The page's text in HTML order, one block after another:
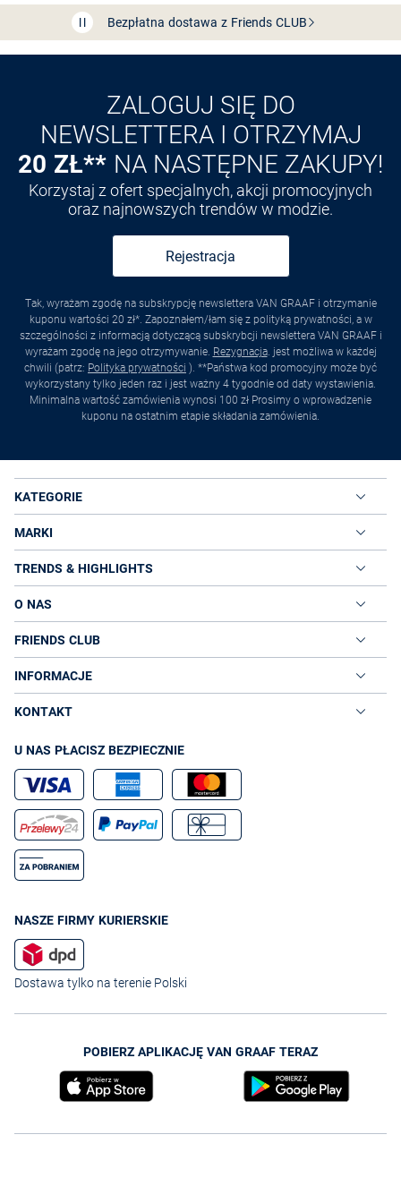
Przedłużenie czasu zwrotu towaru: 60 dni
Odkryj aplikację VANGRAAF
ZALOGUJ SIĘ DO
NEWSLETTERA I OTRZYMAJ
20 ZŁ** NA NASTĘPNE ZAKUPY!
Korzystaj z ofert specjalnych, akcji promocyjnych
oraz najnowszych trendów w modzie.
Rejestracja
Tak, wyrażam zgodę na subskrypcję newslettera VAN GRAAF i otrzymanie
kuponu wartości 20 zł*. Zapoznałem/łam się z polityką prywatności, a w
szczególności z informacją dotyczącą subskrybcji newslettera VAN GRAAF i
wyrażam zgodę na jego otrzymywanie. Rezygnacja. jest możliwa w każdej
chwili (patrz: Polityka prywatności ). **Państwa kod promocyjny może być
wykorzystany tylko jeden raz i jest ważny 4 tygodnie od daty wystawienia.
Minimalna wartość zamówienia wynosi 100 zł Prosimy o wprowadzenie
kuponu na ostatnim etapie składania zamówienia.
KATEGORIE
MARKI
TRENDS & HIGHLIGHTS
O NAS
FRIENDS CLUB
INFORMACJE
KONTAKT
U NAS PŁACISZ BEZPIECZNIE
NASZE FIRMY KURIERSKIE
Dostawa tylko na terenie Polski
POBIERZ APLIKACJĘ VAN GRAAF TERAZ